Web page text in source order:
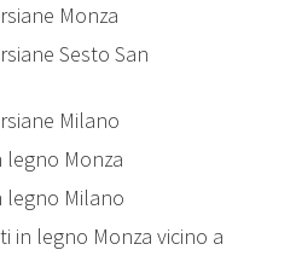
Monza
Sesto San
Milano
legno Monza
legno Milano
in legno Monza vicino a